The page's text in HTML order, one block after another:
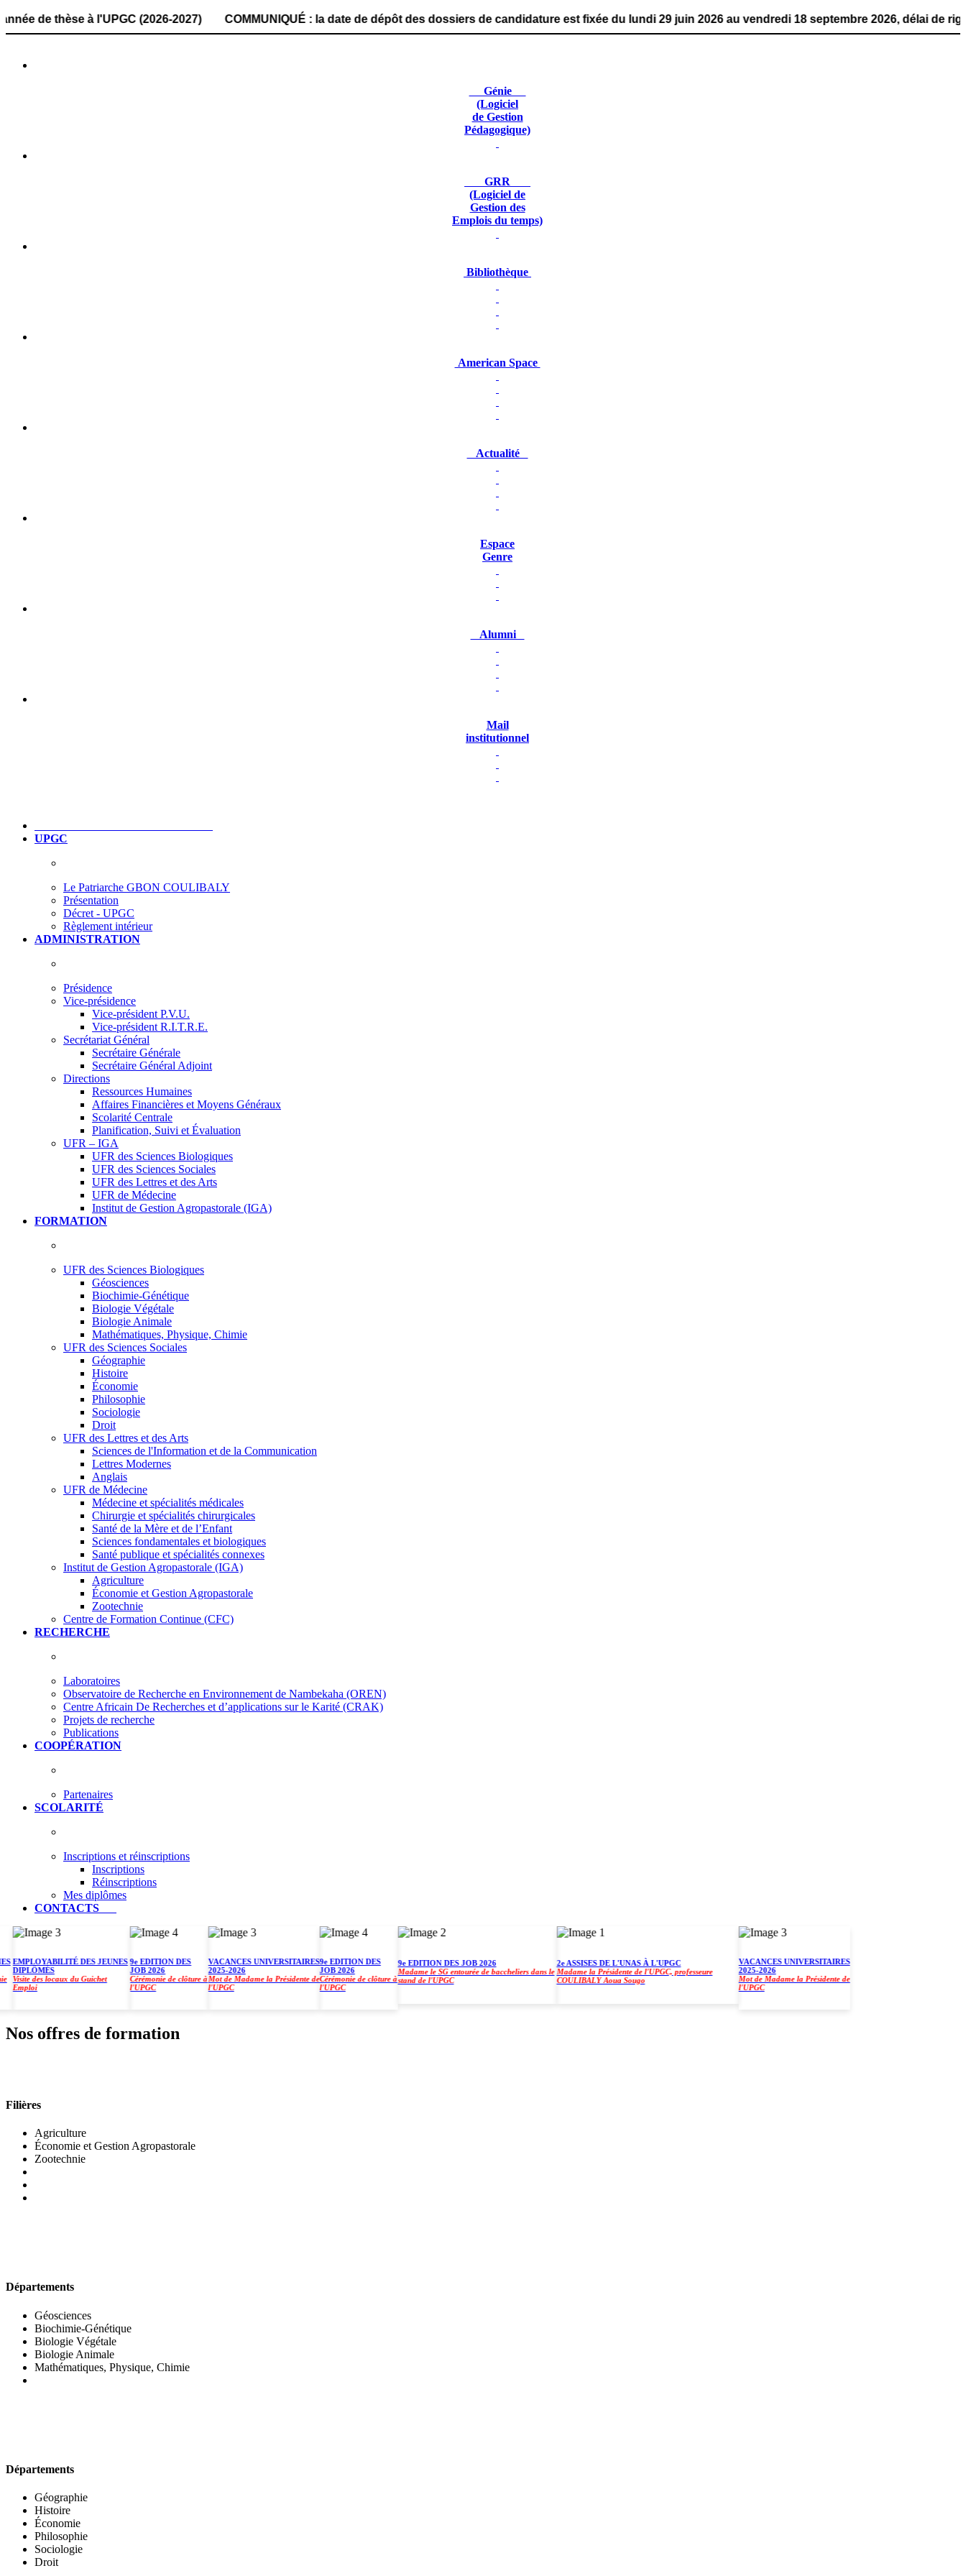
à l'UPGC (2026-2027) COMMUNIQUÉ : la date de dépôt des dossiers de candidature est fixée du lundi 29 juin 2026 au vendredi 18 septembre 2026, délai de
Génie
(Logiciel
de Gestion
Pédagogique)
GRR
(Logiciel de
Gestion des
Emplois du temps)
Bibliothèque
American Space
Actualité
Espace
Genre
Alumni
Mail
institutionnel
UPGC
Le Patriarche GBON COULIBALY
Présentation
Décret - UPGC
Règlement intérieur
ADMINISTRATION
Présidence
Vice-présidence
Vice-président P.V.U.
Vice-président R.I.T.R.E.
Secrétariat Général
Secrétaire Générale
Secrétaire Général Adjoint
Directions
Ressources Humaines
Affaires Financières et Moyens Généraux
Scolarité Centrale
Planification, Suivi et Évaluation
UFR – IGA
UFR des Sciences Biologiques
UFR des Sciences Sociales
UFR des Lettres et des Arts
UFR de Médecine
Institut de Gestion Agropastorale (IGA)
FORMATION
UFR des Sciences Biologiques
Géosciences
Biochimie-Génétique
Biologie Végétale
Biologie Animale
Mathématiques, Physique, Chimie
UFR des Sciences Sociales
Géographie
Histoire
Économie
Philosophie
Sociologie
Droit
UFR des Lettres et des Arts
Sciences de l'Information et de la Communication
Lettres Modernes
Anglais
UFR de Médecine
Médecine et spécialités médicales
Chirurgie et spécialités chirurgicales
Santé de la Mère et de l’Enfant
Sciences fondamentales et biologiques
Santé publique et spécialités connexes
Institut de Gestion Agropastorale (IGA)
Agriculture
Économie et Gestion Agropastorale
Zootechnie
Centre de Formation Continue (CFC)
RECHERCHE
Laboratoires
Observatoire de Recherche en Environnement de Nambekaha (OREN)
Centre Africain De Recherches et d’applications sur le Karité (CRAK)
Projets de recherche
Publications
COOPÉRATION
Partenaires
SCOLARITÉ
Inscriptions et réinscriptions
Inscriptions
Réinscriptions
Mes diplômes
CONTACTS
DES JEUNES
des locaux du Guichet
9e EDITION DES
JOB 2026
Cérémonie de clôture à
l'UPGC
VACANCES UNIVERSITAIRES
2025-2026
Mot de Madame la Présidente de
l'UPGC
9e EDITION DES
JOB 2026
Cérémonie de clôture à
l'UPGC
9e EDITION DES JOB 2026
Madame le SG entourée de baccheliers dans le
stand de l'UPGC
2e ASSISES DE L'UNAS À L'UPGC
Madame la Présidente de l'UPGC, professeure
COULIBALY Aoua Sougo
VACANCES UNIVERSITAIRES
2025-2026
Mot de Madame la Présidente de
l'UPGC
Nos offres de formation
Filières
Agriculture
Économie et Gestion Agropastorale
Zootechnie
Départements
Géosciences
Biochimie-Génétique
Biologie Végétale
Biologie Animale
Mathématiques, Physique, Chimie
Départements
Géographie
Histoire
Économie
Philosophie
Sociologie
Droit